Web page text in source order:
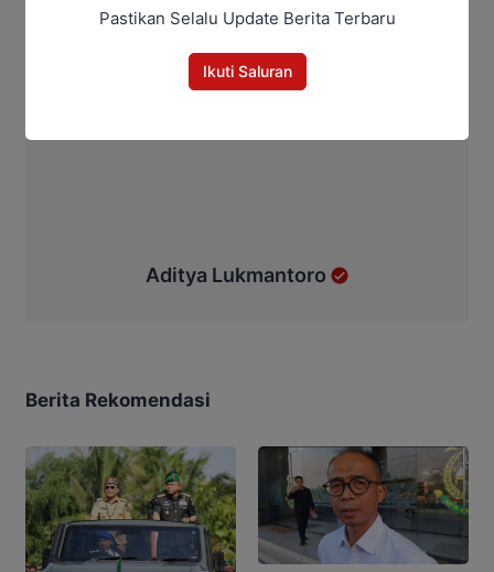
Aditya Lukmantoro
Berita Rekomendasi
Pastikan Selalu Update Berita Terbaru
Ikuti Saluran